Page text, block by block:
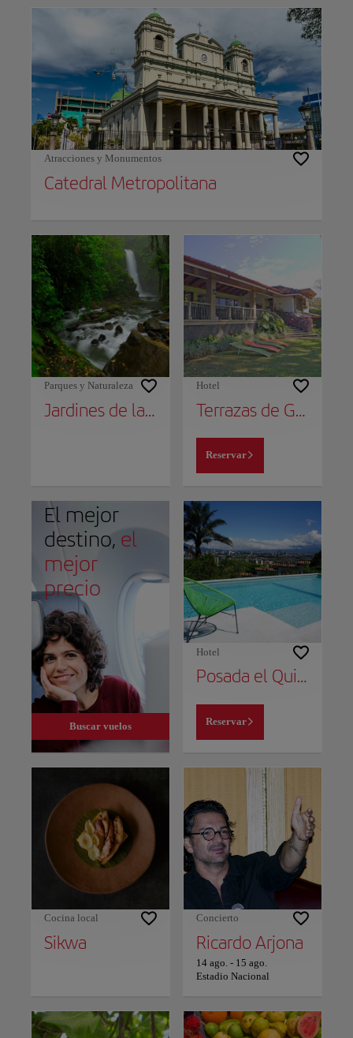
Atracciones y Monumentos
Catedral Metropolitana
Parques y Naturaleza
Jardines de la Catarata La Paz
Hotel
Terrazas de Golf Boutique Hotel
Reservar
El mejor
destino, el
mejor
precio
Buscar vuelos
Hotel
Posada el Quijote
Reservar
Cocina local
Sikwa
Concierto
Ricardo Arjona
14 ago. - 15 ago.
Estadio Nacional